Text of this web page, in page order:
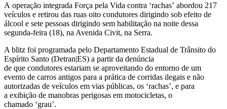
A operação integrada Força pela Vida contra ‘rachas’ abordou 217
veículos e retirou das ruas oito condutores dirigindo sob efeito de
álcool e sete pessoas dirigindo sem habilitação na noite dessa
segunda-feira (18), na Avenida Civit, na Serra.
A blitz foi programada pelo Departamento Estadual de Trânsito do
Espírito Santo (Detran|ES) a partir da denúncia
de que condutores estariam se aproveitando do entorno de um
evento de carros antigos para a prática de corridas ilegais e não
autorizadas de veículos em vias públicas, os ‘rachas’, e para
a exibição de manobras perigosas em motocicletas, o
chamado ‘grau’.